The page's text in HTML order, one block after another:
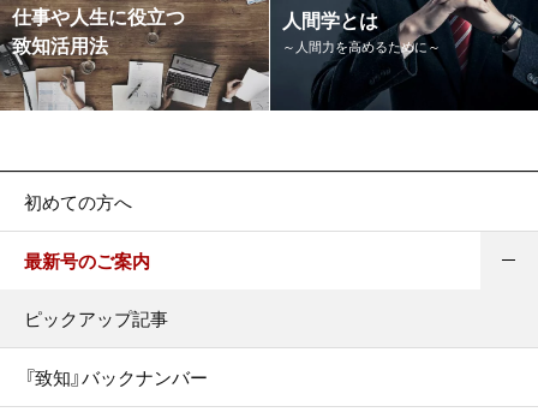
仕事や人生に役立つ
致知活用法
人間学とは
～人間力を高めるために～
初めての方へ
最新号のご案内
ピックアップ記事
『致知』バックナンバー